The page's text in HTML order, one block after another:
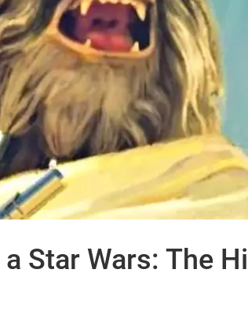
Star Wars: The